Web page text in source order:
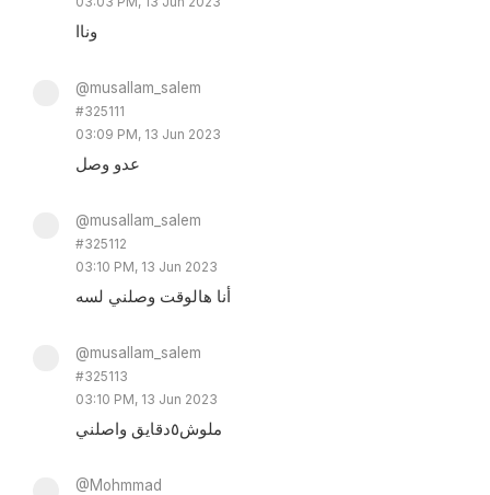
وناا
@musallam_salem
#325111
03:09 PM, 13 Jun 2023
عدو وصل
@musallam_salem
#325112
03:10 PM, 13 Jun 2023
أنا هالوقت وصلني لسه
@musallam_salem
#325113
03:10 PM, 13 Jun 2023
ملوش٥دقايق واصلني
@Mohmmad